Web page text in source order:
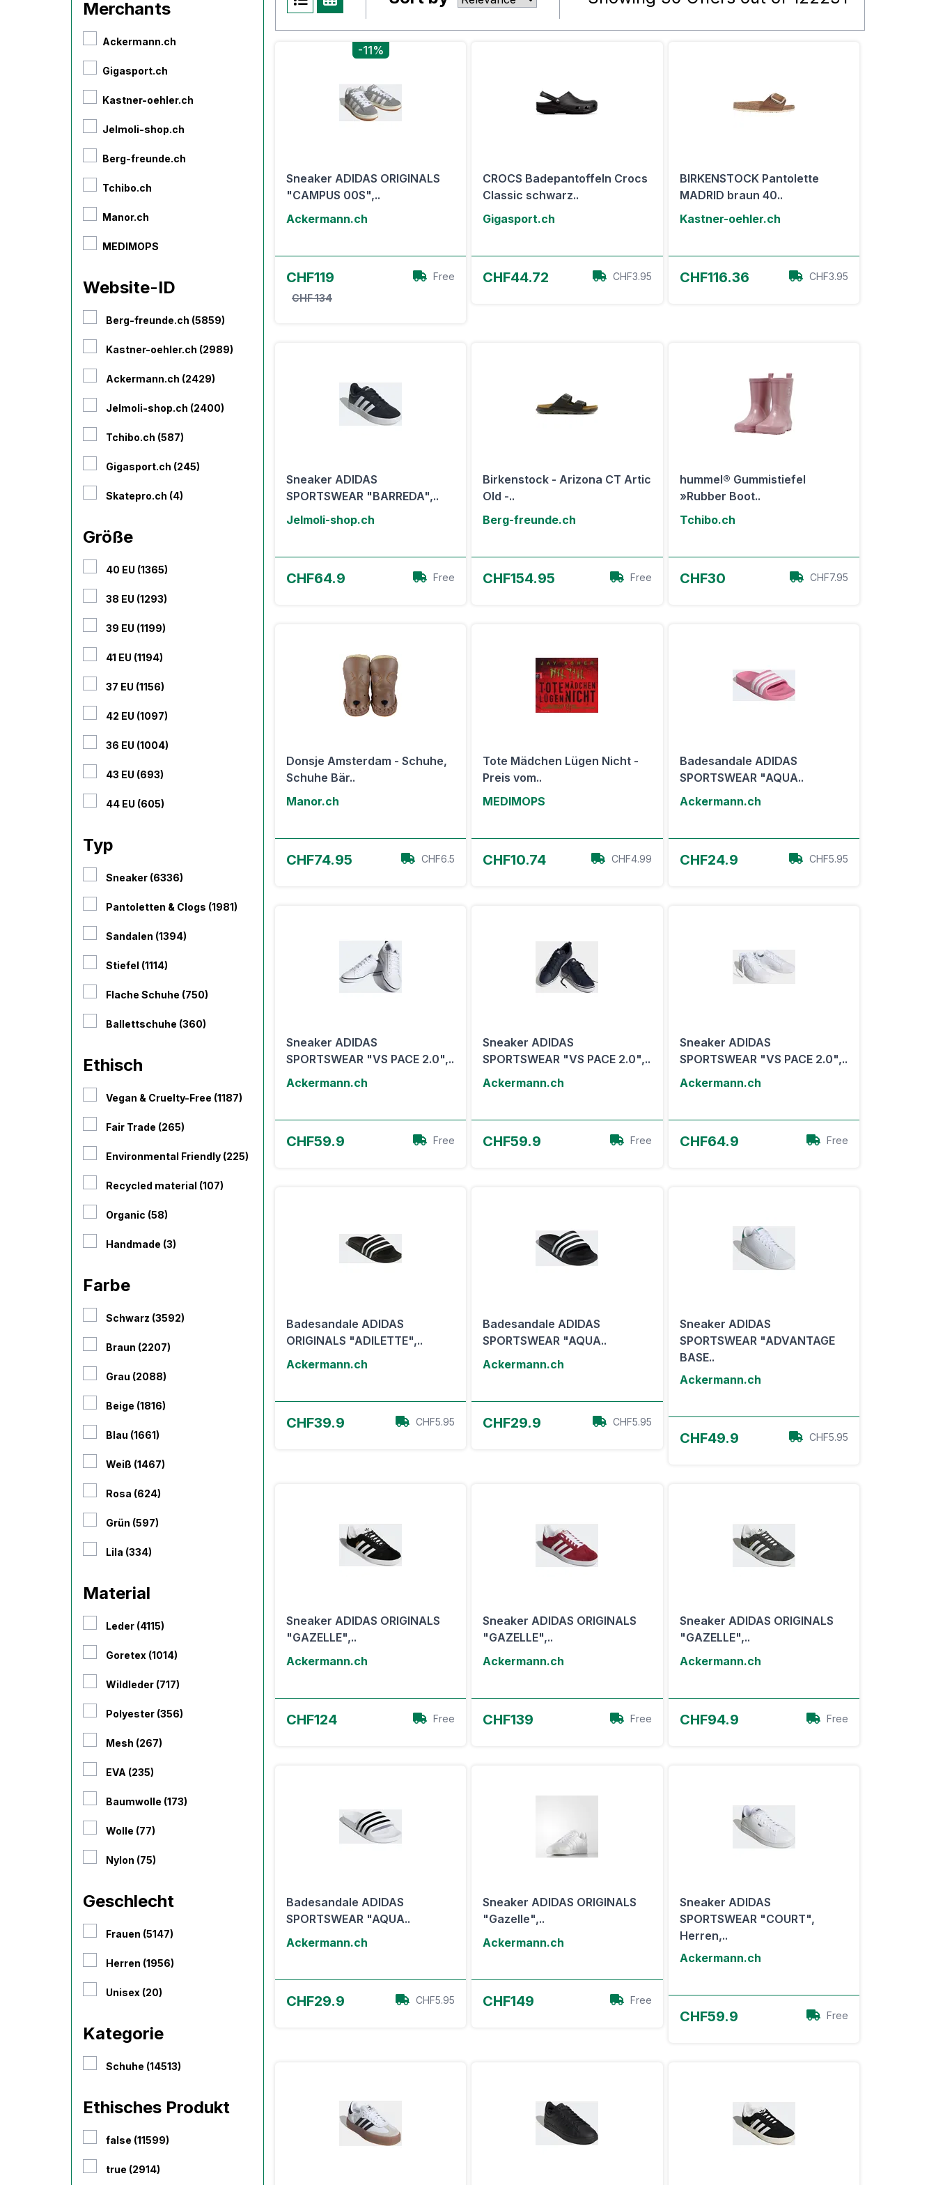
Merchants
Ackermann.ch
Gigasport.ch
Kastner-oehler.ch
Jelmoli-shop.ch
Berg-freunde.ch
Tchibo.ch
Manor.ch
MEDIMOPS
Website-ID
Berg-freunde.ch (5859)
Kastner-oehler.ch (2989)
Ackermann.ch (2429)
Jelmoli-shop.ch (2400)
Tchibo.ch (587)
Gigasport.ch (245)
Skatepro.ch (4)
Größe
40 EU (1365)
38 EU (1293)
39 EU (1199)
41 EU (1194)
37 EU (1156)
42 EU (1097)
36 EU (1004)
43 EU (693)
44 EU (605)
Typ
Sneaker (6336)
Pantoletten & Clogs (1981)
Sandalen (1394)
Stiefel (1114)
Flache Schuhe (750)
Ballettschuhe (360)
Ethisch
Vegan & Cruelty-Free (1187)
Fair Trade (265)
Environmental Friendly (225)
Recycled material (107)
Organic (58)
Handmade (3)
Farbe
Schwarz (3592)
Braun (2207)
Grau (2088)
Beige (1816)
Blau (1661)
Weiß (1467)
Rosa (624)
Grün (597)
Lila (334)
Material
Leder (4115)
Goretex (1014)
Wildleder (717)
Polyester (356)
Mesh (267)
EVA (235)
Baumwolle (173)
Wolle (77)
Nylon (75)
Geschlecht
Frauen (5147)
Herren (1956)
Unisex (20)
Kategorie
Schuhe (14513)
Ethisches Produkt
false (11599)
true (2914)
-11%
Sneaker ADIDAS ORIGINALS
"CAMPUS 00S",..
Ackermann.ch
CHF119
CHF 134
Free
CROCS Badepantoffeln Crocs
Classic schwarz..
Gigasport.ch
CHF44.72 CHF3.95
BIRKENSTOCK Pantolette
MADRID braun 40..
Kastner-oehler.ch
CHF116.36 CHF3.95
Sneaker ADIDAS
SPORTSWEAR "BARREDA",..
Jelmoli-shop.ch
CHF64.9 Free
Birkenstock - Arizona CT Artic
Old -..
Berg-freunde.ch
CHF154.95 Free
hummel® Gummistiefel
»Rubber Boot..
Tchibo.ch
CHF30 CHF7.95
Donsje Amsterdam - Schuhe,
Schuhe Bär..
Manor.ch
CHF74.95 CHF6.5
Tote Mädchen Lügen Nicht -
Preis vom..
MEDIMOPS
CHF10.74 CHF4.99
Badesandale ADIDAS
SPORTSWEAR "AQUA..
Ackermann.ch
CHF24.9 CHF5.95
Sneaker ADIDAS
SPORTSWEAR "VS PACE 2.0",..
Ackermann.ch
CHF59.9 Free
Sneaker ADIDAS
SPORTSWEAR "VS PACE 2.0",..
Ackermann.ch
CHF59.9 Free
Sneaker ADIDAS
SPORTSWEAR "VS PACE 2.0",..
Ackermann.ch
CHF64.9 Free
Badesandale ADIDAS
ORIGINALS "ADILETTE",..
Ackermann.ch
CHF39.9 CHF5.95
Badesandale ADIDAS
SPORTSWEAR "AQUA..
Ackermann.ch
CHF29.9 CHF5.95
Sneaker ADIDAS
SPORTSWEAR "ADVANTAGE
BASE..
Ackermann.ch
CHF49.9 CHF5.95
Sneaker ADIDAS ORIGINALS
"GAZELLE",..
Ackermann.ch
CHF124 Free
Sneaker ADIDAS ORIGINALS
"GAZELLE",..
Ackermann.ch
CHF139 Free
Sneaker ADIDAS ORIGINALS
"GAZELLE",..
Ackermann.ch
CHF94.9 Free
Badesandale ADIDAS
SPORTSWEAR "AQUA..
Ackermann.ch
CHF29.9 CHF5.95
Sneaker ADIDAS ORIGINALS
"Gazelle",..
Ackermann.ch
CHF149 Free
Sneaker ADIDAS
SPORTSWEAR "COURT",
Herren,..
Ackermann.ch
CHF59.9 Free